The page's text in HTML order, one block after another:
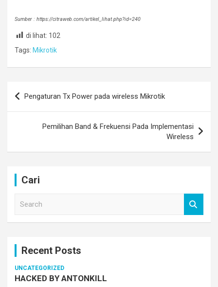
Sumber : https://citraweb.com/artikel_lihat.php?id=240
di lihat: 102
Tags: Mikrotik
Post
navigation
Pengaturan Tx Power pada wireless Mikrotik
Pemilihan Band & Frekuensi Pada Implementasi
Wireless
Cari
Recent Posts
UNCATEGORIZED
HACKED BY ANTONKILL